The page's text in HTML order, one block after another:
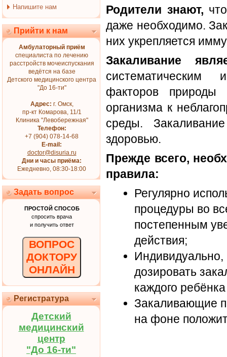
Напишите нам
Прийти к нам
Амбулаторный приём
специалиста по лечению
расстройств мочеиспускания
ведётся на базе
Детского медицинского центра
"До 16-ти"
Адрес: г. Омск,
пр-кт Комарова, 11/1
Клиника "Левобережная"
Телефон:
+7 (904) 078-14-68
E-mail:
doctor@disuria.ru
Дни и часы приёма:
Ежедневно, 08:30-18:00
Задать вопрос
ПРОСТОЙ СПОСОБ
спросить врача
и получить ответ
ВОПРОС
ДОКТОРУ
ОНЛАЙН
Регистратура
Детский
медицинский
центр
"До 16-ти"
Родители знают,
даже необходимо.
них укрепляется
Закаливание
систематическим
факторов природы
организма к
среды.
здоровью.
Прежде всего,
правила:
Регулярно
процедуры во
постепенным
действия;
Индивидуально,
дозировать
каждого
Закаливающие
на фоне